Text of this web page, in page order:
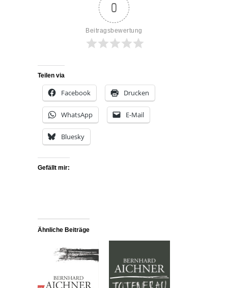
0
Beitragsbewertung
Teilen via
Facebook Drucken
WhatsApp E-Mail
Bluesky
Gefällt mir:
Ähnliche Beiträge